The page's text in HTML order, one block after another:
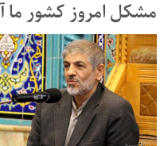
مشکل امروز کشور ما